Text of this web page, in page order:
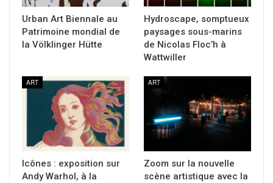
Urban Art Biennale au
Patrimoine mondial de
la Völklinger Hütte
Hydroscape, somptueux
paysages sous-marins
de Nicolas Floc’h à
Wattwiller
ART
Icônes : exposition sur
Andy Warhol, à la
ART
Zoom sur la nouvelle
scène artistique avec la